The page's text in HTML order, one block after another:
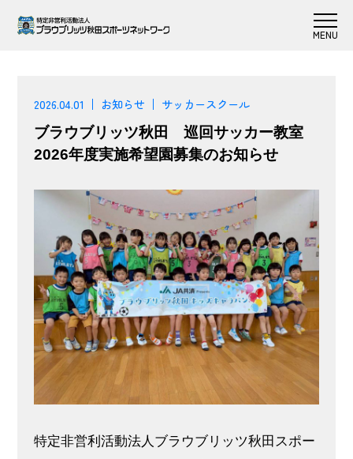
2026.04.01 お知らせ
サッカースクール
ブラウブリッツ秋田 巡回サッカー教室
2026年度実施希望園募集のお知らせ
特定非営利活動法人ブラウブリッツ秋田スポー